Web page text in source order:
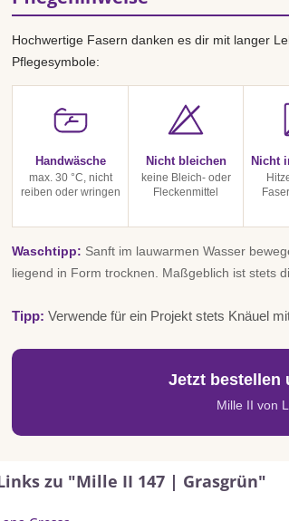
Hochwertige Fasern danken es dir mit langer
Pflegesymbole:
Handwäsche
max. 30 °C, nicht
reiben oder wringen
Nicht bleichen
keine Bleich- oder
Fleckenmittel
Nicht
Waschtipp: Sanft im lauwarmen Wasser
liegend in Form trocknen. Maßgeblich ist stets
Tipp: Verwende für ein Projekt stets Knäuel
Jetzt bestellen
Mille II von
zu "Mille II 147 | Grasgrün"